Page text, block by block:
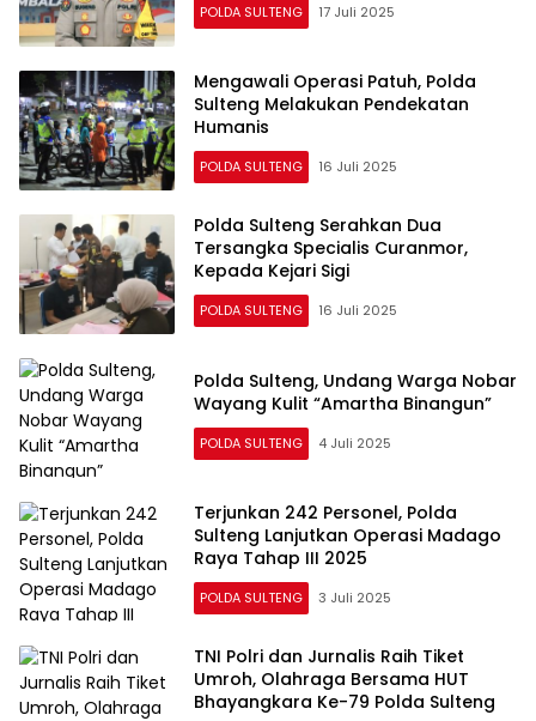
POLDA SULTENG 17 Juli 2025
Mengawali Operasi Patuh, Polda
Sulteng Melakukan Pendekatan
Humanis
POLDA SULTENG 16 Juli 2025
Polda Sulteng Serahkan Dua
Tersangka Specialis Curanmor,
Kepada Kejari Sigi
POLDA SULTENG 16 Juli 2025
Polda Sulteng, Undang Warga Nobar
Wayang Kulit “Amartha Binangun”
POLDA SULTENG 4 Juli 2025
Terjunkan 242 Personel, Polda
Sulteng Lanjutkan Operasi Madago
Raya Tahap III 2025
POLDA SULTENG 3 Juli 2025
TNI Polri dan Jurnalis Raih Tiket
Umroh, Olahraga Bersama HUT
Bhayangkara Ke-79 Polda Sulteng